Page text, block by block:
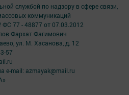
службой по надзору в сфере связи,
коммуникаций
77 - 48877 от 07.03.2012
Фархат Фагимович
ул. М. Хасанова, д. 12
57
e-mail: azmayak@mail.ru